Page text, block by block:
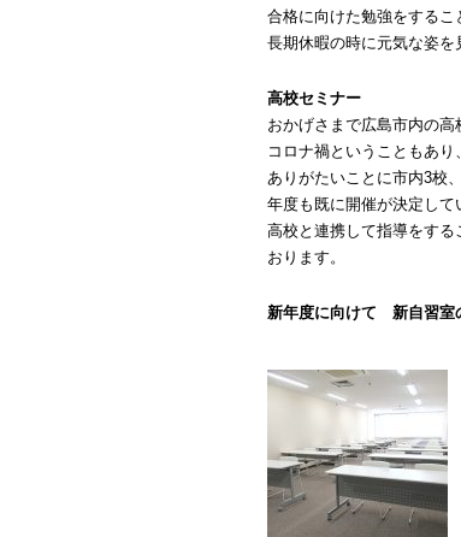
合格に向けた勉強をするこ
長期休暇の時に元気な姿を
高校セミナー
おかげさまで広島市内の
コロナ禍ということもあ
ありがたいことに市内3校
年度も既に開催が決定し
高校と連携して指導をす
おります。
新年度に向けて 新自習室